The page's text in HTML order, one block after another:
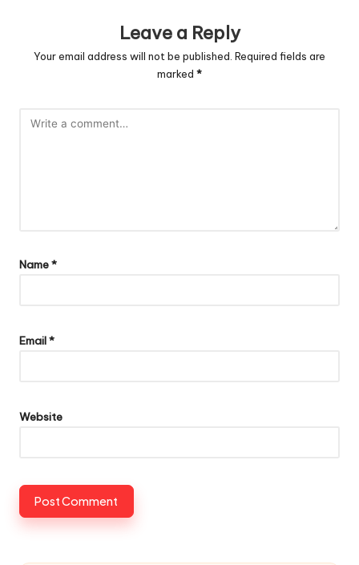
Leave a Reply
Your email address will not be published. Required fields are
marked *
Name*
Email*
Website